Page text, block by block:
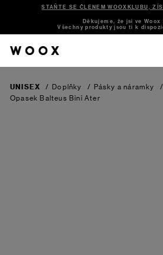
STAŇTE SE ČLENEM WOOXKLUBU,
Děkujeme, že jsi ve Woox
Všechny produkty jsou ti k
UNISEX / Doplňky / Pásky a náramky /
Opasek Balteus Bini Ater